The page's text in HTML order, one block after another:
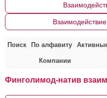
Поиск По алфавиту
Компании
Финголимод-натив